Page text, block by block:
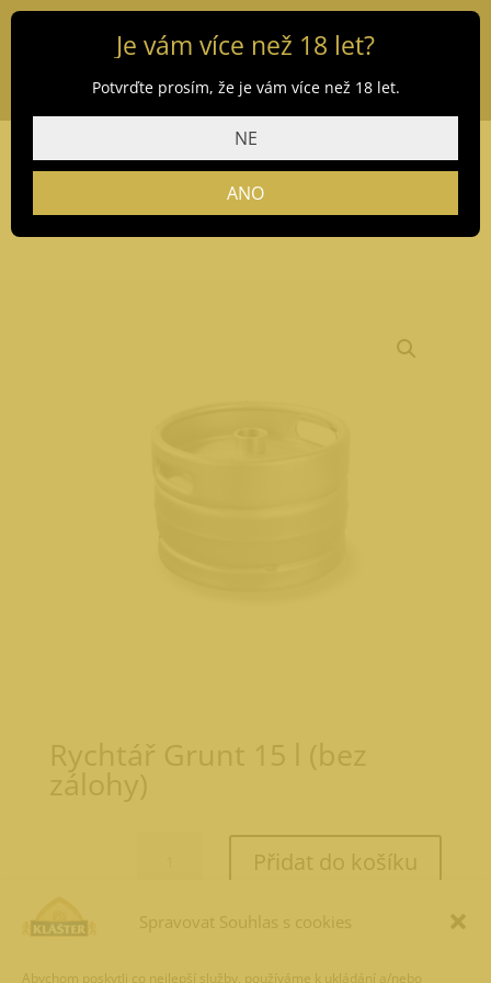
Spravovat Souhlas s cookies
Abychom poskytli co nejlepší služby, používáme k ukládání a/nebo
Domů/Obchod/Pivo/ Rychtář Grunt 15 l (bez zálohy)
Rychtář Grunt 15 l (bez
zálohy)
zálohy)
Přidat do košíku
534,54
Je vám více než 18 let?
Potvrďte prosím, že je vám více než 18 let.
NE
ANO